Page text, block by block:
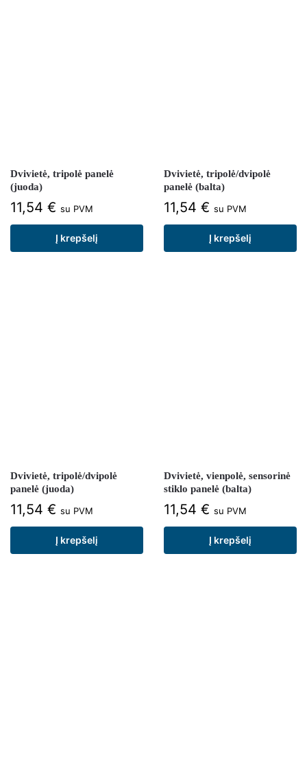
Dvivietė, tripolė panelė
(juoda)
11,54 € su PVM
Į krepšelį
Dvivietė, tripolė/dvipolė
panelė (balta)
11,54 € su PVM
Į krepšelį
Dvivietė, tripolė/dvipolė
panelė (juoda)
11,54 € su PVM
Į krepšelį
Dvivietė, vienpolė, sensorinė
stiklo panelė (balta)
11,54 € su PVM
Į krepšelį